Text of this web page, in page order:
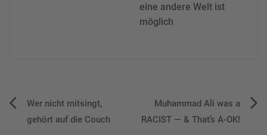
eine andere Welt ist
möglich
Beitragsnavigation
Wer nicht mitsingt,
gehört auf die Couch
Muhammad Ali was a
RACIST — & That’s A-OK!